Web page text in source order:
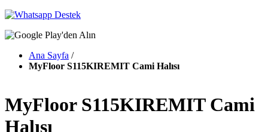
Ana Sayfa /
MyFloor S115KIREMIT Cami Halısı
MyFloor S115KIREMIT Cami
Halısı